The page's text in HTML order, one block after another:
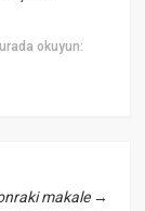
okuyun:
makale→